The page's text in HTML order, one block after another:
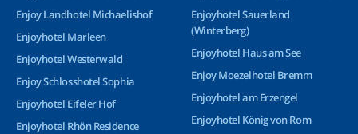
Enjoy Landhotel Michaelishof
Enjoyhotel Marleen
Enjoyhotel Westerwald
Enjoy Schlosshotel Sophia
Enjoyhotel Eifeler Hof
Enjoyhotel Rhön Residence
Enjoyhotel Sauerland
(Winterberg)
Enjoyhotel Haus am See
Enjoy Moezelhotel Bremm
Enjoyhotel am Erzengel
Enjoyhotel König von Rom